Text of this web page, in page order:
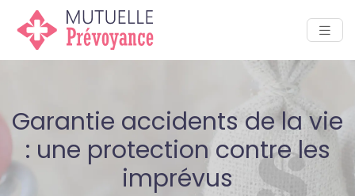
Garantie accidents de la vie
: une protection contre les
imprévus